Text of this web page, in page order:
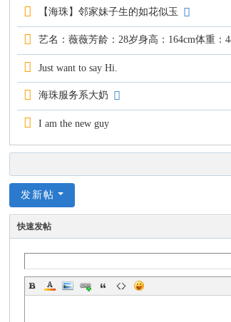
【海珠】邻家妹子生的如花似玉
艺名：薇薇芳龄：28岁身高：164cm体重：
Just want to say Hi.
海珠服务系大奶
I am the new guy
发新帖
快速发帖